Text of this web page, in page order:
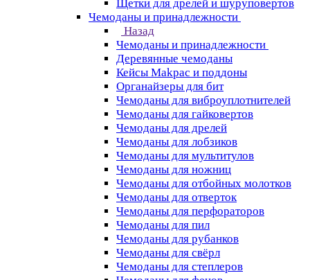
Щетки для дрелей и шуруповертов
Чемоданы и принадлежности
Назад
Чемоданы и принадлежности
Деревянные чемоданы
Кейсы Makpac и поддоны
Органайзеры для бит
Чемоданы для виброуплотнителей
Чемоданы для гайковертов
Чемоданы для дрелей
Чемоданы для лобзиков
Чемоданы для мультитулов
Чемоданы для ножниц
Чемоданы для отбойных молотков
Чемоданы для отверток
Чемоданы для перфораторов
Чемоданы для пил
Чемоданы для рубанков
Чемоданы для свёрл
Чемоданы для степлеров